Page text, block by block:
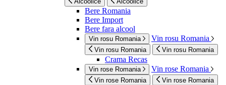
Bere Romania
Bere Import
Bere fara alcool
Vin rosu Romania Vin rosu Romania
Vin rosu Romania Vin rosu Romania
Crama Recas
Vin rose Romania Vin rose Romania
Vin rose Romania Vin rose Romania